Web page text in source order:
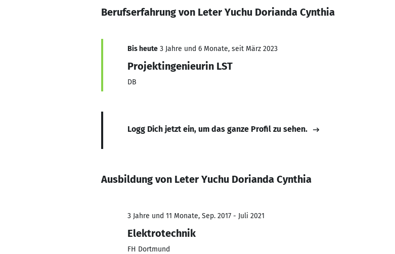
Berufserfahrung von Leter Yuchu Dorianda Cynthia
Bis heute 3 Jahre und 6 Monate, seit März 2023
Projektingenieurin LST
DB
Logg Dich jetzt ein, um das ganze Profil zu sehen.
Ausbildung von Leter Yuchu Dorianda Cynthia
3 Jahre und 11 Monate, Sep. 2017 - Juli 2021
Elektrotechnik
FH Dortmund